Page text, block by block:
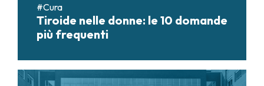
#Cura
Tiroide nelle donne: le 10 domande
più frequenti